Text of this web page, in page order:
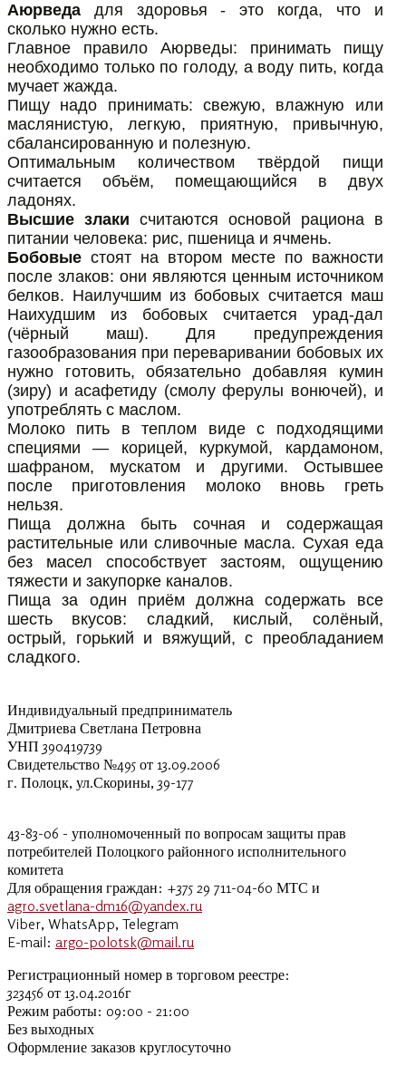
Аюрведа для здоровья - это когда, что и
сколько нужно есть.
Главное правило Аюрведы: принимать пищу
необходимо только по голоду, а воду пить, когда
мучает жажда.
Пищу надо принимать: свежую, влажную или
маслянистую, легкую, приятную, привычную,
сбалансированную и полезную.
Оптимальным количеством твёрдой пищи
считается объём, помещающийся в двух
ладонях.
Высшие злаки считаются основой рациона в
питании человека: рис, пшеница и ячмень.
Бобовые стоят на втором месте по важности
после злаков: они являются ценным источником
белков. Наилучшим из бобовых считается маш
Наихудшим из бобовых считается урад-дал
(чёрный маш). Для предупреждения
газообразования при переваривании бобовых их
нужно готовить, обязательно добавляя кумин
(зиру) и асафетиду (смолу ферулы вонючей), и
употреблять с маслом.
Молоко пить в теплом виде с подходящими
специями — корицей, куркумой, кардамоном,
шафраном, мускатом и другими. Остывшее
после приготовления молоко вновь греть
нельзя.
Пища должна быть сочная и содержащая
растительные или сливочные масла. Сухая еда
без масел способствует застоям, ощущению
тяжести и закупорке каналов.
Пища за один приём должна содержать все
шесть вкусов: сладкий, кислый, солёный,
острый, горький и вяжущий, с преобладанием
сладкого.
Индивидуальный предприниматель
Дмитриева Светлана Петровна
УНП 390419739
Свидетельство №495 от 13.09.2006
г. Полоцк, ул.Скорины, 39-177
43-83-06 - уполномоченный по вопросам защиты прав
потребителей Полоцкого районного исполнительного
комитета
Для обращения граждан: +375 29 711-04-60 МТС и
agro.svetlana-dm16@yandex.ru
Viber, WhatsApp, Telegram
E-mail: argo-polotsk@mail.ru
Регистрационный номер в торговом реестре:
323456 от 13.04.2016г
Режим работы: 09:00 - 21:00
Без выходных
Оформление заказов круглосуточно